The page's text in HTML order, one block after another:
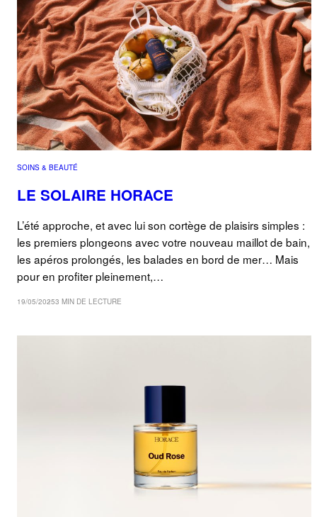
SOINS & BEAUTÉ
LE SOLAIRE HORACE
L’été approche, et avec lui son cortège de plaisirs simples :
les premiers plongeons avec votre nouveau maillot de bain,
les apéros prolongés, les balades en bord de mer… Mais
pour en profiter pleinement,…
19/05/20253 MIN DE LECTURE